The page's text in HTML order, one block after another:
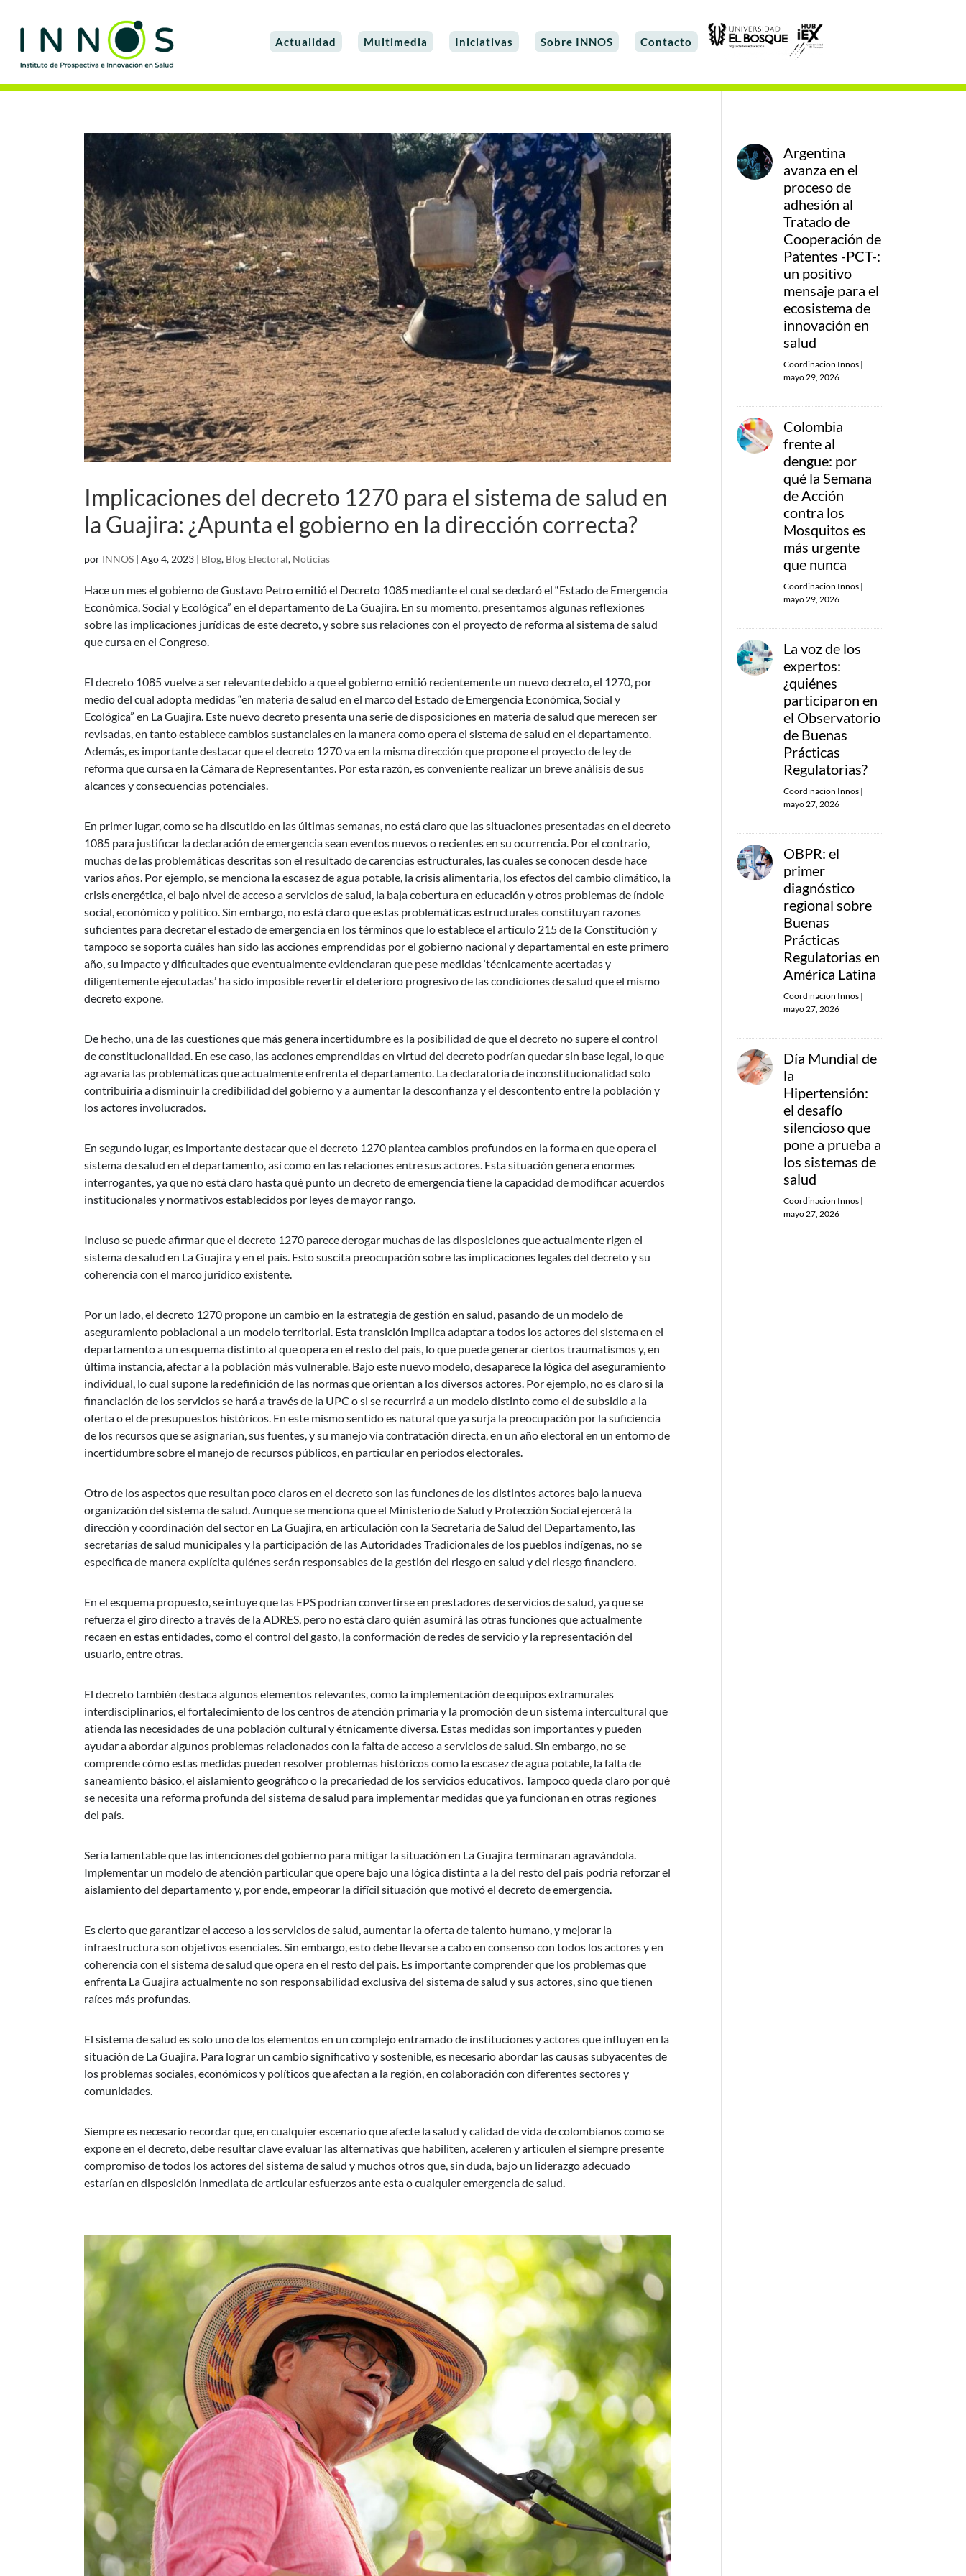
Actualidad Multimedia Iniciativas Sobre INNOS Contacto
Implicaciones del decreto 1270 para el sistema de salud en
la Guajira: ¿Apunta el gobierno en la dirección correcta?
por INNOS | Ago 4, 2023 | Blog, Blog Electoral, Noticias
Hace un mes el gobierno de Gustavo Petro emitió el Decreto 1085 mediante el cual se declaró el “Estado de Emergencia
Económica, Social y Ecológica” en el departamento de La Guajira. En su momento, presentamos algunas reflexiones
sobre las implicaciones jurídicas de este decreto, y sobre sus relaciones con el proyecto de reforma al sistema de salud
que cursa en el Congreso.
El decreto 1085 vuelve a ser relevante debido a que el gobierno emitió recientemente un nuevo decreto, el 1270, por
medio del cual adopta medidas “en materia de salud en el marco del Estado de Emergencia Económica, Social y
Ecológica” en La Guajira. Este nuevo decreto presenta una serie de disposiciones en materia de salud que merecen ser
revisadas, en tanto establece cambios sustanciales en la manera como opera el sistema de salud en el departamento.
Además, es importante destacar que el decreto 1270 va en la misma dirección que propone el proyecto de ley de
reforma que cursa en la Cámara de Representantes. Por esta razón, es conveniente realizar un breve análisis de sus
alcances y consecuencias potenciales.
En primer lugar, como se ha discutido en las últimas semanas, no está claro que las situaciones presentadas en el decreto
1085 para justificar la declaración de emergencia sean eventos nuevos o recientes en su ocurrencia. Por el contrario,
muchas de las problemáticas descritas son el resultado de carencias estructurales, las cuales se conocen desde hace
varios años. Por ejemplo, se menciona la escasez de agua potable, la crisis alimentaria, los efectos del cambio climático, la
crisis energética, el bajo nivel de acceso a servicios de salud, la baja cobertura en educación y otros problemas de índole
social, económico y político. Sin embargo, no está claro que estas problemáticas estructurales constituyan razones
suficientes para decretar el estado de emergencia en los términos que lo establece el artículo 215 de la Constitución y
tampoco se soporta cuáles han sido las acciones emprendidas por el gobierno nacional y departamental en este primero
año, su impacto y dificultades que eventualmente evidenciaran que pese medidas ‘técnicamente acertadas y
diligentemente ejecutadas’ ha sido imposible revertir el deterioro progresivo de las condiciones de salud que el mismo
decreto expone.
De hecho, una de las cuestiones que más genera incertidumbre es la posibilidad de que el decreto no supere el control
de constitucionalidad. En ese caso, las acciones emprendidas en virtud del decreto podrían quedar sin base legal, lo que
agravaría las problemáticas que actualmente enfrenta el departamento. La declaratoria de inconstitucionalidad solo
contribuiría a disminuir la credibilidad del gobierno y a aumentar la desconfianza y el descontento entre la población y
los actores involucrados.
En segundo lugar, es importante destacar que el decreto 1270 plantea cambios profundos en la forma en que opera el
sistema de salud en el departamento, así como en las relaciones entre sus actores. Esta situación genera enormes
interrogantes, ya que no está claro hasta qué punto un decreto de emergencia tiene la capacidad de modificar acuerdos
institucionales y normativos establecidos por leyes de mayor rango.
Incluso se puede afirmar que el decreto 1270 parece derogar muchas de las disposiciones que actualmente rigen el
sistema de salud en La Guajira y en el país. Esto suscita preocupación sobre las implicaciones legales del decreto y su
coherencia con el marco jurídico existente.
Por un lado, el decreto 1270 propone un cambio en la estrategia de gestión en salud, pasando de un modelo de
aseguramiento poblacional a un modelo territorial. Esta transición implica adaptar a todos los actores del sistema en el
departamento a un esquema distinto al que opera en el resto del país, lo que puede generar ciertos traumatismos y, en
última instancia, afectar a la población más vulnerable. Bajo este nuevo modelo, desaparece la lógica del aseguramiento
individual, lo cual supone la redefinición de las normas que orientan a los diversos actores. Por ejemplo, no es claro si la
financiación de los servicios se hará a través de la UPC o si se recurrirá a un modelo distinto como el de subsidio a la
oferta o el de presupuestos históricos. En este mismo sentido es natural que ya surja la preocupación por la suficiencia
de los recursos que se asignarían, sus fuentes, y su manejo vía contratación directa, en un año electoral en un entorno de
incertidumbre sobre el manejo de recursos públicos, en particular en periodos electorales.
Otro de los aspectos que resultan poco claros en el decreto son las funciones de los distintos actores bajo la nueva
organización del sistema de salud. Aunque se menciona que el Ministerio de Salud y Protección Social ejercerá la
dirección y coordinación del sector en La Guajira, en articulación con la Secretaría de Salud del Departamento, las
secretarías de salud municipales y la participación de las Autoridades Tradicionales de los pueblos indígenas, no se
especifica de manera explícita quiénes serán responsables de la gestión del riesgo en salud y del riesgo financiero.
En el esquema propuesto, se intuye que las EPS podrían convertirse en prestadores de servicios de salud, ya que se
refuerza el giro directo a través de la ADRES, pero no está claro quién asumirá las otras funciones que actualmente
recaen en estas entidades, como el control del gasto, la conformación de redes de servicio y la representación del
usuario, entre otras.
El decreto también destaca algunos elementos relevantes, como la implementación de equipos extramurales
interdisciplinarios, el fortalecimiento de los centros de atención primaria y la promoción de un sistema intercultural que
atienda las necesidades de una población cultural y étnicamente diversa. Estas medidas son importantes y pueden
ayudar a abordar algunos problemas relacionados con la falta de acceso a servicios de salud. Sin embargo, no se
comprende cómo estas medidas pueden resolver problemas históricos como la escasez de agua potable, la falta de
saneamiento básico, el aislamiento geográfico o la precariedad de los servicios educativos. Tampoco queda claro por qué
se necesita una reforma profunda del sistema de salud para implementar medidas que ya funcionan en otras regiones
del país.
Sería lamentable que las intenciones del gobierno para mitigar la situación en La Guajira terminaran agravándola.
Implementar un modelo de atención particular que opere bajo una lógica distinta a la del resto del país podría reforzar el
aislamiento del departamento y, por ende, empeorar la difícil situación que motivó el decreto de emergencia.
Es cierto que garantizar el acceso a los servicios de salud, aumentar la oferta de talento humano, y mejorar la
infraestructura son objetivos esenciales. Sin embargo, esto debe llevarse a cabo en consenso con todos los actores y en
coherencia con el sistema de salud que opera en el resto del país. Es importante comprender que los problemas que
enfrenta La Guajira actualmente no son responsabilidad exclusiva del sistema de salud y sus actores, sino que tienen
raíces más profundas.
El sistema de salud es solo uno de los elementos en un complejo entramado de instituciones y actores que influyen en la
situación de La Guajira. Para lograr un cambio significativo y sostenible, es necesario abordar las causas subyacentes de
los problemas sociales, económicos y políticos que afectan a la región, en colaboración con diferentes sectores y
comunidades.
Siempre es necesario recordar que, en cualquier escenario que afecte la salud y calidad de vida de colombianos como se
expone en el decreto, debe resultar clave evaluar las alternativas que habiliten, aceleren y articulen el siempre presente
compromiso de todos los actores del sistema de salud y muchos otros que, sin duda, bajo un liderazgo adecuado
estarían en disposición inmediata de articular esfuerzos ante esta o cualquier emergencia de salud.
Argentina
avanza en el
proceso de
adhesión al
Tratado de
Cooperación de
Patentes -PCT-:
un positivo
mensaje para el
ecosistema de
innovación en
salud
Coordinacion Innos |
mayo 29, 2026
Colombia
frente al
dengue: por
qué la Semana
de Acción
contra los
Mosquitos es
más urgente
que nunca
Coordinacion Innos |
mayo 29, 2026
La voz de los
expertos:
¿quiénes
participaron en
el Observatorio
de Buenas
Prácticas
Regulatorias?
Coordinacion Innos |
mayo 27, 2026
OBPR: el
primer
diagnóstico
regional sobre
Buenas
Prácticas
Regulatorias en
América Latina
Coordinacion Innos |
mayo 27, 2026
Día Mundial de
la
Hipertensión:
el desafío
silencioso que
pone a prueba a
los sistemas de
salud
Coordinacion Innos |
mayo 27, 2026